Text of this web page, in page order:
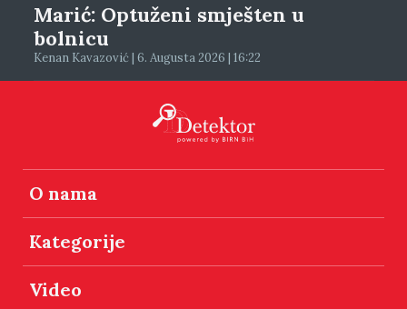
Marić: Optuženi smješten u
bolnicu
Kenan Kavazović | 6. Augusta 2026 | 16:22
O nama
Kategorije
Video